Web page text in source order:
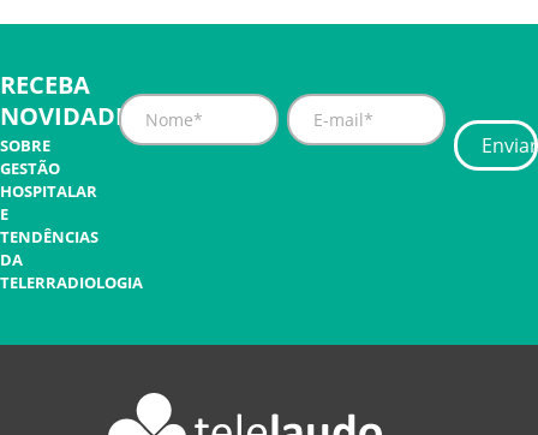
RECEBA
NOVIDADES
SOBRE
GESTÃO
HOSPITALAR
E
TENDÊNCIAS
DA
TELERRADIOLOGIA